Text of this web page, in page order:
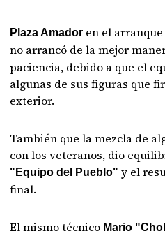
Plaza Amador en el
no arrancó de la mejor
paciencia, debido a que el
algunas de sus figuras que
exterior.
También que la mezcla de
con los veteranos, dio
"Equipo del Pueblo" y el
final.
El mismo técnico Mario